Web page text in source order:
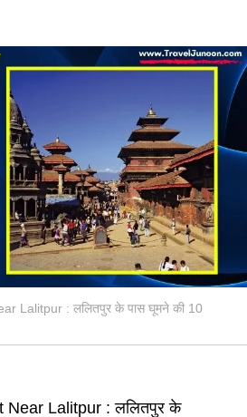
Lalitpur : ललितपुर के पास घूमने की 10
Near Lalitpur : ललितपुर के